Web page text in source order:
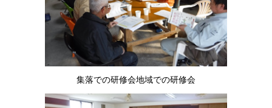
集落での研修会地域での研修会